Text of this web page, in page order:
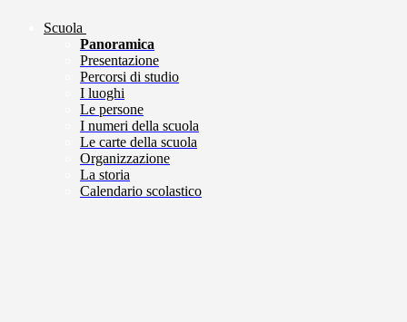
Scuola
Panoramica
Presentazione
Percorsi di studio
I luoghi
Le persone
I numeri della scuola
Le carte della scuola
Organizzazione
La storia
Calendario scolastico